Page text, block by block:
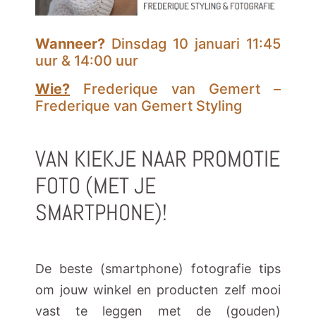
Wanneer? Dinsdag 10 januari 11:45
uur & 14:00 uur
Wie? Frederique van Gemert –
Frederique van Gemert Styling
VAN KIEKJE NAAR PROMOTIE
FOTO (MET JE
SMARTPHONE)!
De beste (smartphone) fotografie tips
om jouw winkel en producten zelf mooi
vast te leggen met de (gouden)